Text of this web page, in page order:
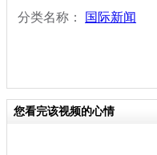
分类名称： 国际新闻
您看完该视频的心情